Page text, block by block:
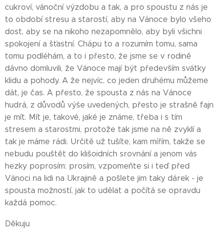
cukroví, vánoční výzdobu a tak, a pro spoustu z nás je
to období stresu a starostí, aby na Vánoce bylo všeho
dost, aby se na nikoho nezapomnělo, aby byli všichni
spokojení a šťastní. Chápu to a rozumím tomu, sama
tomu podléhám, a to i přesto, že jsme se v rodině
dávno domluvili, že Vánoce mají být především svátky
klidu a pohody. A že nejvíc, co jeden druhému můžeme
dát, je čas. A přesto, že spousta z nás na Vánoce
hudrá, z důvodů výše uvedených, přesto je strašně fajn
je mít. Mít je, takové, jaké je známe, třeba i s tím
stresem a starostmi, protože tak jsme na ně zvyklí a
tak je máme rádi. Určitě už tušíte, kam mířím, takže se
nebudu pouštět do klišoidních srovnání a jenom vás
hezky poprosím: prosím, vzpomeňte si i teď před
Vánoci na lidi na Ukrajině a pošlete jim taky dárek - je
spousta možností, jak to udělat a počítá se opravdu
každá pomoc.
Děkuju ❤